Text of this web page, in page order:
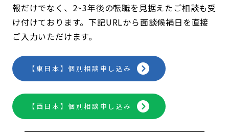
報だけでなく、2~3年後の転職を見据えたご相談も受
け付けております。下記URLから面談候補日を直接
ご入力いただけます。
【東日本】個別相談申し込み
【西日本】個別相談申し込み